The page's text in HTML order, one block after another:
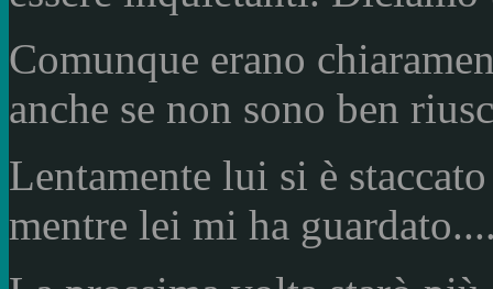
Comunque erano
anche se non sono ben
Lentamente lui si è
mentre lei mi ha